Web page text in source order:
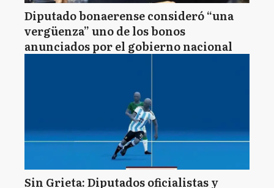
Diputado bonaerense consideró “una
vergüenza” uno de los bonos
anunciados por el gobierno nacional
Sin Grieta: Diputados oficialistas y